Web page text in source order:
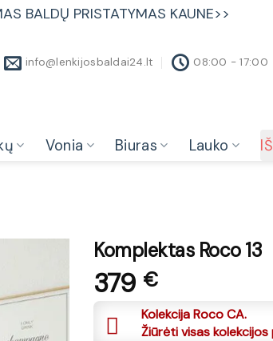
BALDŲ PRISTATYMAS KAUNE>>
info@lenkijosbaldai24.lt
08:00 - 17:00
Vonia Biuras Lauko
Komplektas Roco 13
379 €
Kolekcija Roco CA.
Žiūrėti visas kolekcijos